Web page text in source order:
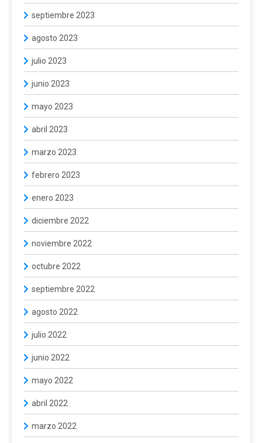
septiembre 2023
agosto 2023
julio 2023
junio 2023
mayo 2023
abril 2023
marzo 2023
febrero 2023
enero 2023
diciembre 2022
noviembre 2022
octubre 2022
septiembre 2022
agosto 2022
julio 2022
junio 2022
mayo 2022
abril 2022
marzo 2022